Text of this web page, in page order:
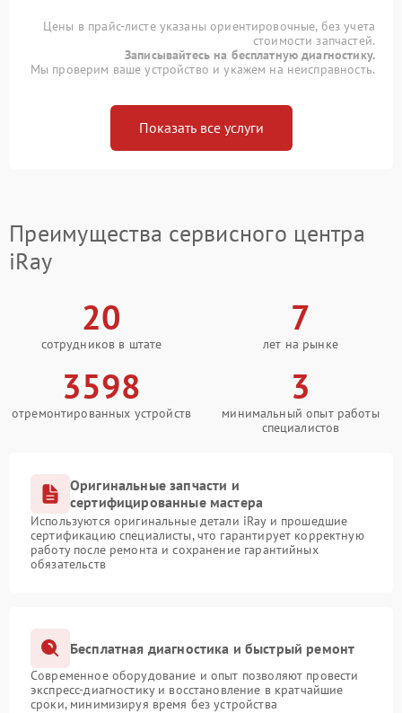
Цены в прайс-листе указаны ориентировочные, без учета
стоимости запчастей.
Записывайтесь на бесплатную диагностику.
Мы проверим ваше устройство и укажем на неисправность.
Показать все услуги
Преимущества сервисного центра
iRay
20
сотрудников в штате
7
лет на рынке
3598
отремонтированных устройств
3
минимальный опыт работы
специалистов
Оригинальные запчасти и
сертифицированные мастера
Используются оригинальные детали iRay и прошедшие
сертификацию специалисты, что гарантирует корректную
работу после ремонта и сохранение гарантийных
обязательств
Бесплатная диагностика и быстрый ремонт
Современное оборудование и опыт позволяют провести
экспресс-диагностику и восстановление в кратчайшие
сроки, минимизируя время без устройства